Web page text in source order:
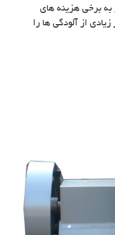
به برخی هزینه های
از آلودگی ها را